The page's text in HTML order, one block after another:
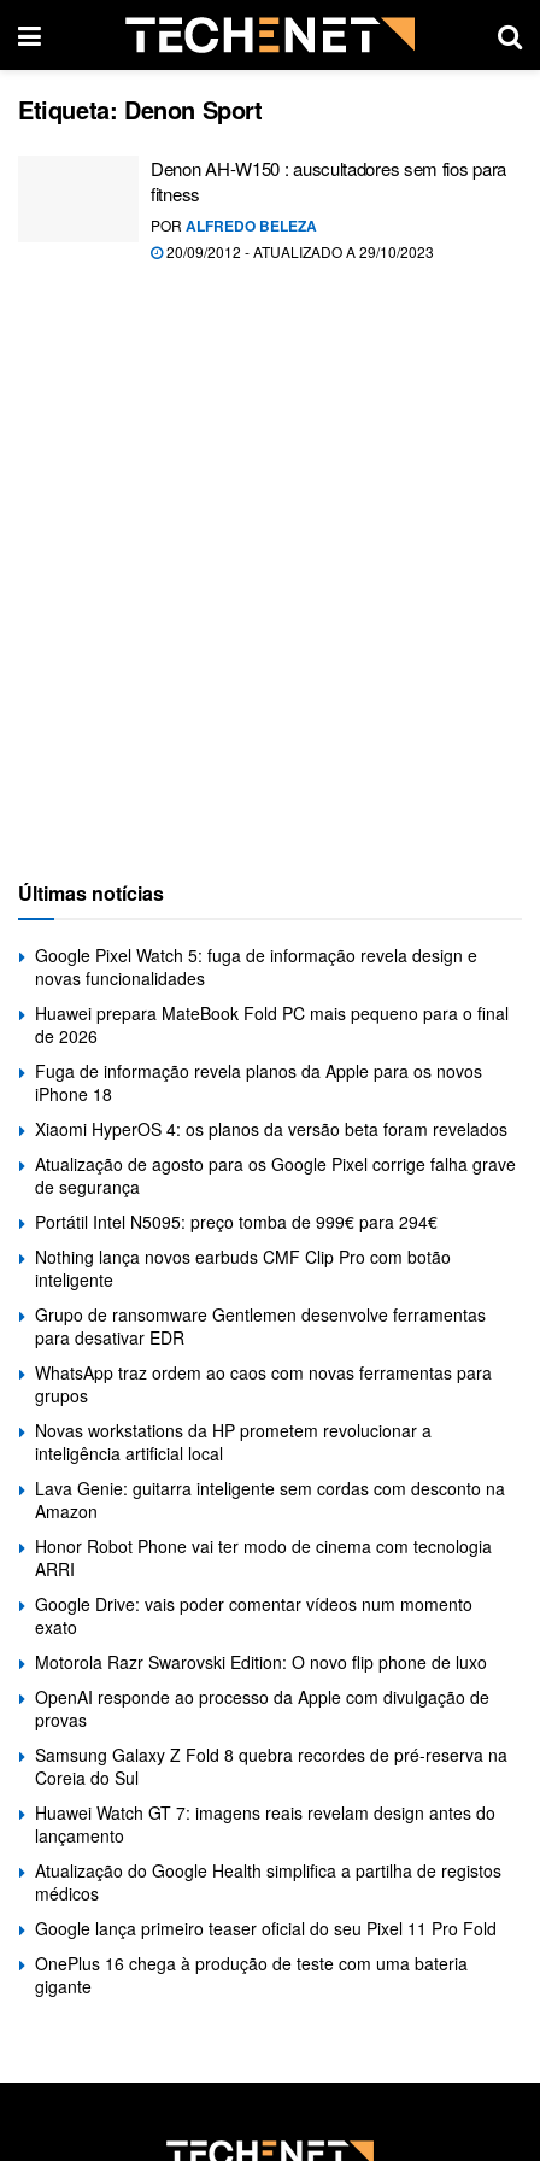
Etiqueta: Denon Sport
Denon AH-W150 : auscultadores sem fios para
fitness
POR ALFREDO BELEZA
20/09/2012 - ATUALIZADO A 29/10/2023
Últimas notícias
Google Pixel Watch 5: fuga de informação revela design e
novas funcionalidades
Huawei prepara MateBook Fold PC mais pequeno para o final
de 2026
Fuga de informação revela planos da Apple para os novos
iPhone 18
Xiaomi HyperOS 4: os planos da versão beta foram revelados
Atualização de agosto para os Google Pixel corrige falha grave
de segurança
Portátil Intel N5095: preço tomba de 999€ para 294€
Nothing lança novos earbuds CMF Clip Pro com botão
inteligente
Grupo de ransomware Gentlemen desenvolve ferramentas
para desativar EDR
WhatsApp traz ordem ao caos com novas ferramentas para
grupos
Novas workstations da HP prometem revolucionar a
inteligência artificial local
Lava Genie: guitarra inteligente sem cordas com desconto na
Amazon
Honor Robot Phone vai ter modo de cinema com tecnologia
ARRI
Google Drive: vais poder comentar vídeos num momento
exato
Motorola Razr Swarovski Edition: O novo flip phone de luxo
OpenAI responde ao processo da Apple com divulgação de
provas
Samsung Galaxy Z Fold 8 quebra recordes de pré-reserva na
Coreia do Sul
Huawei Watch GT 7: imagens reais revelam design antes do
lançamento
Atualização do Google Health simplifica a partilha de registos
médicos
Google lança primeiro teaser oficial do seu Pixel 11 Pro Fold
OnePlus 16 chega à produção de teste com uma bateria
gigante